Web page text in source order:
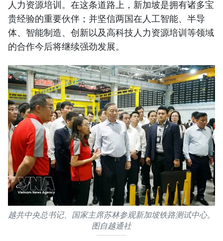
人力资源培训。在这条道路上，新加坡是拥有诸多宝
贵经验的重要伙伴；并坚信两国在人工智能、半导
体、智能制造、创新以及高科技人力资源培训等领域
的合作今后将继续强劲发展。
越共中央总书记、国家主席苏林参观新加坡铁路测试中心。
图自越通社